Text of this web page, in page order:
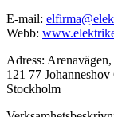
E-mail:
Webb:
Adress: Arenavägen,
121 77 Johanneshov
Stockholm